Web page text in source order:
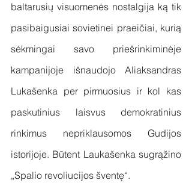
baltarusių visuomenės nostalgija ką tik
pasibaigusiai sovietinei praeičiai, kurią
sėkmingai savo priešrinkiminėje
kampanijoje išnaudojo Aliaksandras
Lukašenka per pirmuosius ir kol kas
paskutinius laisvus demokratinius
rinkimus nepriklausomos Gudijos
istorijoje. Būtent Laukašenka sugrąžino
„Spalio revoliucijos šventę“.